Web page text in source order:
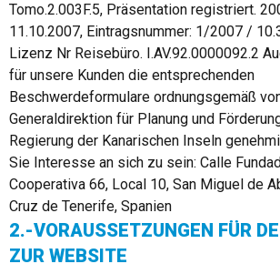
Tomo.2.003F.5, Präsentation registriert.
11.10.2007, Eintragsnummer: 1/2007 /
Lizenz Nr Reisebüro. I.AV.92.0000092.2
für unsere Kunden die entsprechenden
Beschwerdeformulare ordnungsgemäß
Generaldirektion für Planung und
Regierung der Kanarischen Inseln
Sie Interesse an sich zu sein: Calle
Cooperativa 66, Local 10, San Miguel de
Cruz de Tenerife, Spanien
2.-VORAUSSETZUNGEN FÜR
ZUR WEBSITE